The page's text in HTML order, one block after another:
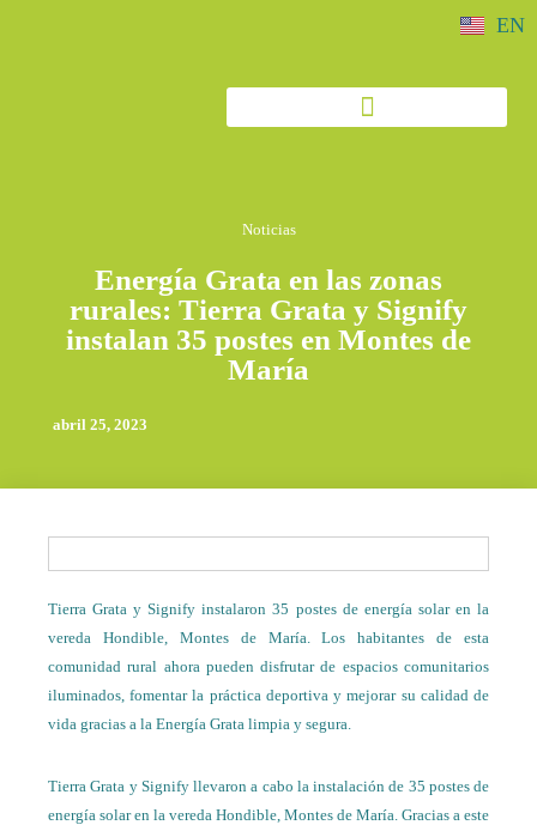
EN
Noticias
Energía Grata en las zonas
rurales: Tierra Grata y Signify
instalan 35 postes en Montes de
María
abril 25, 2023
Tierra Grata y Signify instalaron 35 postes de energía solar en la
vereda Hondible, Montes de María. Los habitantes de esta
comunidad rural ahora pueden disfrutar de espacios comunitarios
iluminados, fomentar la práctica deportiva y mejorar su calidad de
vida gracias a la Energía Grata limpia y segura.
Tierra Grata y Signify llevaron a cabo la instalación de 35 postes de
energía solar en la vereda Hondible, Montes de María. Gracias a este